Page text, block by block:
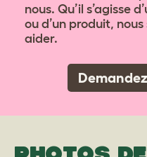
nous. Qu’il s’agisse
ou d’un produit,
aider.